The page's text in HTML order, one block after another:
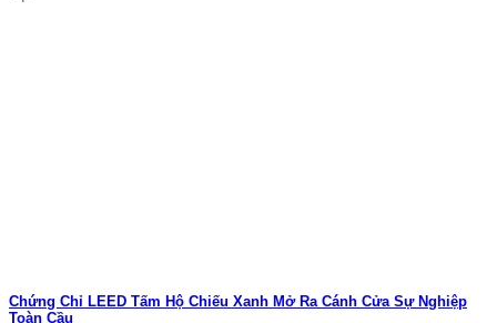
Chứng Chỉ LEED Tấm Hộ Chiếu Xanh Mở Ra Cánh Cửa Sự Nghiệp
Toàn Cầu